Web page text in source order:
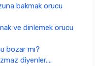
bakmak orucu
ve dinlemek orucu
bozar mı?
diyenler....